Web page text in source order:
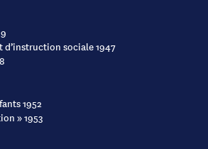
d’instruction sociale 1947
1952
» 1953